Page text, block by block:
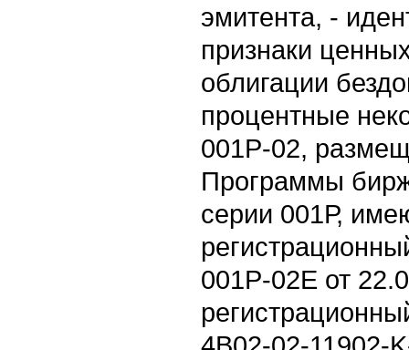
эмитента, -
признаки
облигации
процентные
001Р-02,
Программы
серии 001Р,
001P-02E от